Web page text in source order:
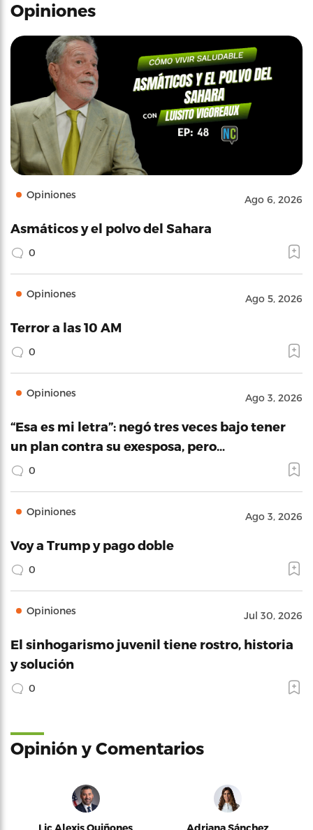
Opiniones
Opiniones Ago 6, 2026
Asmáticos y el polvo del Sahara
0
Opiniones Ago 5, 2026
Terror a las 10 AM
0
Opiniones Ago 3, 2026
“Esa es mi letra”: negó tres veces bajo tener
un plan contra su exesposa, pero…
0
Opiniones Ago 3, 2026
Voy a Trump y pago doble
0
Opiniones Jul 30, 2026
El sinhogarismo juvenil tiene rostro, historia
y solución
0
Opinión y Comentarios
Lic Alexis Quiñones Adriana Sánchez